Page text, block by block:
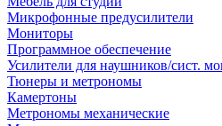
Микрофонные предусилители
Мониторы
Программное обеспечение
Усилители для наушников/сист.
Тюнеры и метрономы
Камертоны
Метрономы механические